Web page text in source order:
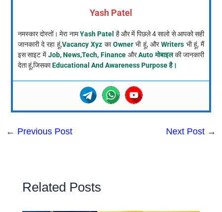
Yash Patel
नमस्कार दोस्तों। मेरा नामYash Patel है और में पिछले 4 सालो से आपको सही
जानकारी दे रहा हूं,Vacancy Xyz काOwnerभी हूं, औरWriters भी हूं, मैं
इस साइट मेंJob, News,Tech, Finance औरAuto मोबाइलकी जानकारी
देता हूं,जिसकाEducational And Awareness Purpose है।
← Previous Post Next Post →
Related Posts